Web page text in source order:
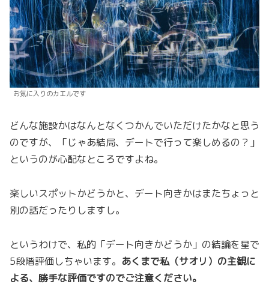
お気に入りのカエルです
どんな施設かはなんとなくつかんでいただけたかなと思う
のですが、「じゃあ結局、デートで行って楽しめるの？」
というのが心配なところですよね。
楽しいスポットかどうかと、デート向きかはまたちょっと
別の話だったりしますし。
というわけで、私的「デート向きかどうか」の結論を星で
5段階評価しちゃいます。 あくまで私（サオリ）の主観に
よる、勝手な評価ですのでご注意ください。